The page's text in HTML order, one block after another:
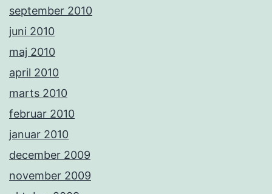
september 2010
juni 2010
maj 2010
april 2010
marts 2010
februar 2010
januar 2010
december 2009
november 2009